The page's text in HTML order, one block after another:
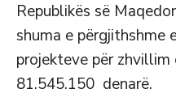
Republikës së
shuma e përgjithshme
projekteve për
81.545.150 denarë.